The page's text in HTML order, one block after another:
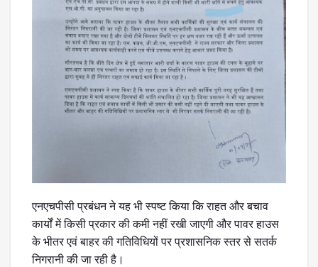
एनएचपीसी प्रबंधन ने यह भी स्पष्ट किया कि राहत और बचाव
कार्यों में किसी प्रकार की कमी नहीं रखी जाएगी और पावर हाउस
के भीतर एवं बाहर की गतिविधियों पर प्रशासनिक स्तर से सतर्क
निगरानी की जा रही है।